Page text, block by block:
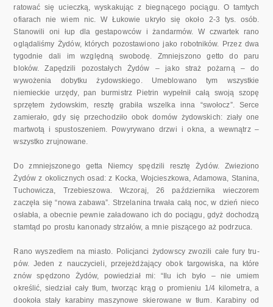
ratować się ucieczką, wyskakując z biegnącego pociągu. O tamtych
ofiarach nie wiem nic. W Łukowie ukryło się około 2-3 tys. osób.
Stanowili oni łup dla gestapowców i żandarmów. W czwartek rano
oglądaliśmy Żydów, których pozostawiono jako robotników. Przez dwa
tygodnie dali im względ­ną swobodę. Zmniejszono getto do paru
bloków. Zapędzili pozostałych Żydów – jako straż pożarną – do
wywożenia dobytku żydowskiego. Umeblowano tym wszystkie
niemieckie urzędy, pan burmistrz Pietrin wypełnił całą swoją szopę
sprzętem żydowskim, resztę grabiła wszelka inna “swołocz”. Serce
zamierało, gdy się przechodziło obok domów ży­dowskich: ziały one
martwotą i spustoszeniem. Powyrywano drzwi i okna, a wewnątrz –
wszystko zrujnowane.
Do zmniejszonego getta Niemcy spędzili resztę Żydów. Zwieziono
Żydów z okolicznych osad: z Kocka, Wojcieszkowa, Adamowa, Stanina,
Tuchowicza, Trzebieszowa. Wczoraj, 26 października wieczorem
zaczęła się “no­wa zabawa”. Strzelanina trwała całą noc, w dzień nieco
osłabła, a obecnie pewnie załadowano ich do pociągu, gdyż dochodzą
stamtąd po prostu kanonady strzałów, a mnie piszącego aż podrzuca.
Rano wyszedłem na miasto. Policjanci żydowscy zwozili całe fury tru­
pów. Jeden z nauczycieli, przejeżdżający obok targowiska, na które
znów spędzono Żydów, powiedział mi: “Ilu ich było – nie umiem
określić, sie­dział cały tłum, tworząc krąg o promieniu 1/4 kilometra, a
dookoła stały karabiny maszynowe skierowane w tłum. Karabiny od